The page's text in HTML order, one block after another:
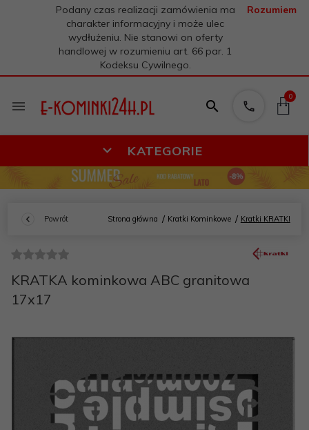
Podany czas realizacji zamówienia ma
charakter informacyjny i może ulec
wydłużeniu. Nie stanowi on oferty
handlowej w rozumieniu art. 66 par. 1
Kodeksu Cywilnego.
Rozumiem
0
KATEGORIE
Powrót Strona główna Kratki Kominkowe Kratki KRATKI
KRATKA kominkowa ABC granitowa
17x17